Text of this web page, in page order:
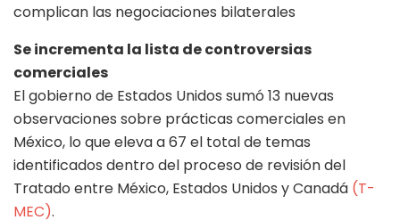
complican las negociaciones bilaterales
Se incrementa la lista de controversias
comerciales
El gobierno de Estados Unidos sumó 13 nuevas
observaciones sobre prácticas comerciales en
México, lo que eleva a 67 el total de temas
identificados dentro del proceso de revisión del
Tratado entre México, Estados Unidos y Canadá (T-
MEC).